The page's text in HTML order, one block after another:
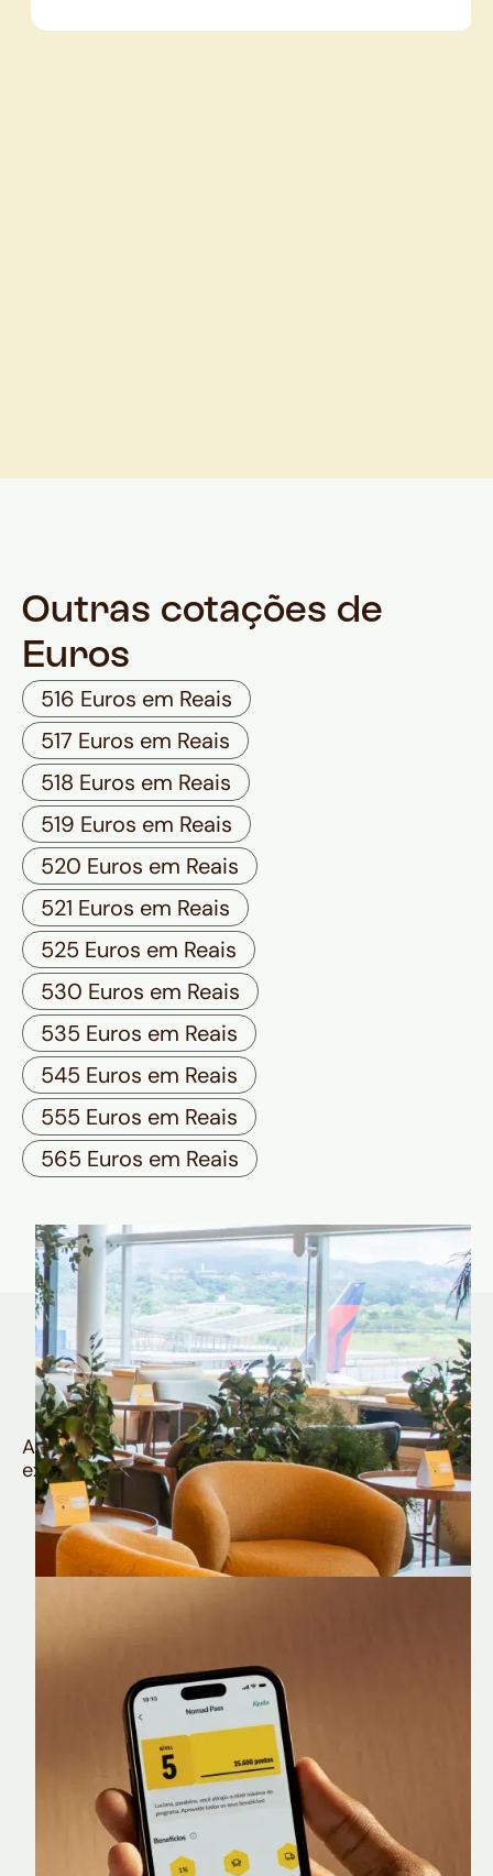
Outras cotações de
Euros
516 Euros em Reais
517 Euros em Reais
518 Euros em Reais
519 Euros em Reais
520 Euros em Reais
521 Euros em Reais
525 Euros em Reais
530 Euros em Reais
535 Euros em Reais
545 Euros em Reais
555 Euros em Reais
565 Euros em Reais
Quem é Nomad tem
muito mais
Aproveite todos os benefícios e vantagens
exclusivas da sua Conta Internacional
Nomad Lounge
Sala VIP no Aeroporto de Guarulhos